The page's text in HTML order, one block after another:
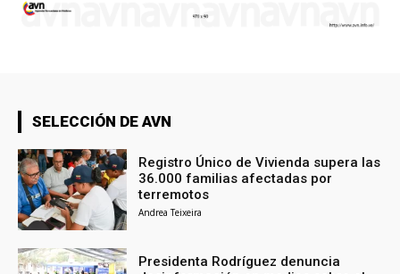
SELECCIÓN DE AVN
Registro Único de Vivienda supera las
36.000 familias afectadas por
terremotos
Andrea Teixeira
Presidenta Rodríguez denuncia